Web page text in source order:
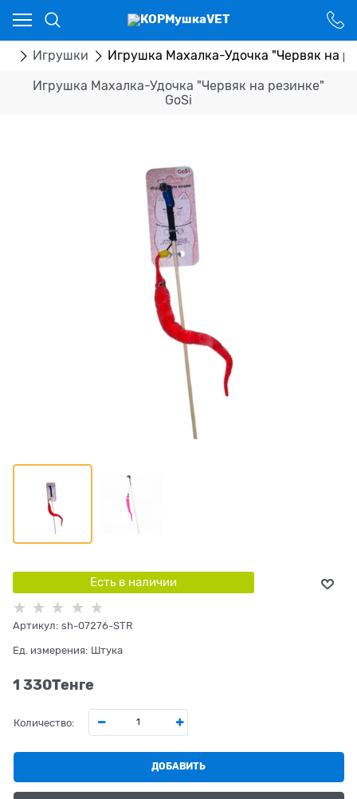
Игрушки Игрушка Махалка-Удочка "Червяк на
Игрушка Махалка-Удочка "Червяк на резинке"
GoSi
Есть в наличии
Артикул: sh-07276-STR
Ед. измерения: Штука
1 330Tенге
Количество:
ДОБАВИТЬ
Ваш город - Костанай,
угадали?
НЕТ